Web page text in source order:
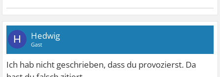
H Hedwig
Gast
Ich hab nicht geschrieben, dass du provozierst. Da